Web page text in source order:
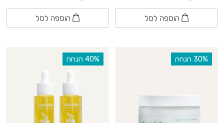
הוספה לסל הוספה לסל
‫30% הנחה ‫40% הנחה